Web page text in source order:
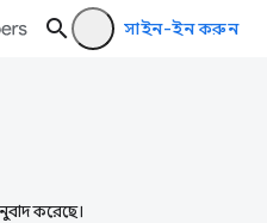
সাইন-ইন করুন
করেছে।